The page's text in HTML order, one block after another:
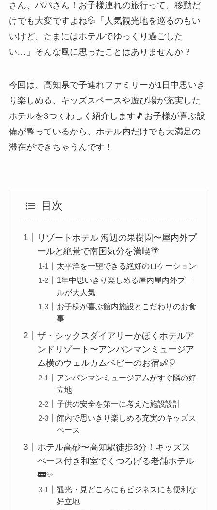
さん、パパさん！お子様連れの旅行って、移動だ
けでも大変ですよね💦「人気観光地を巡るのもい
いけど、たまにはホテルでゆっくり過ごした
い…」そんな風に思ったことはありませんか？
今回は、高知県で子連れファミリーが1日中思いき
り楽しめる、キッズスペースや遊び場が充実した
ホテルを3つくわしく紹介します🎵お子様が喜ぶ設
備が整っているから、ホテル内だけでも大満足の
滞在ができちゃうんです！
目次
リゾートホテル 海辺の果樹園〜屋内外プ
ールと絶景で南国気分を満喫🌴
太平洋を一望できる絶好のロケーション
1年中思いきり楽しめる屋内屋内外プー
ルが大人気
お子様が喜ぶ館内施設とこだわりのお食
事
ザ・シックスダイアリーかほくホテルア
ンドリゾート〜アンパンマンミュージア
ム横のウェルカムベビーのお宿👶🎈
アンパンマンミュージアムがすぐ隣の好
立地
子供の安全を第一に考えた施設設計
館内で思いきり楽しめる充実のキッズス
ペース
ホテル高砂〜高知駅徒歩3分！キッズス
ペース付き和室でくつろげる老舗ホテル
🚃✨
観光・見どころにもビジネスにも便利な
好立地